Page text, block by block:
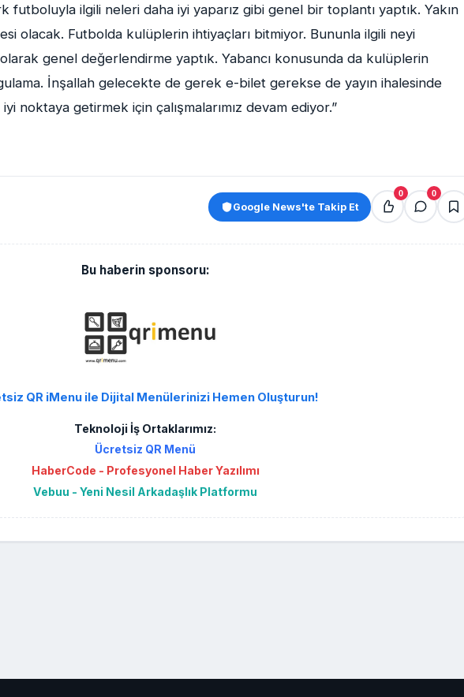
futboluyla ilgili neleri daha iyi yaparız gibi genel bir toplantı yaptık. Yakın
olacak. Futbolda kulüplerin ihtiyaçları bitmiyor. Bununla ilgili neyi
genel değerlendirme yaptık. Yabancı konusunda da kulüplerin
İnşallah gelecekte de gerek e-bilet gerekse de yayın ihalesinde
noktaya getirmek için çalışmalarımız devam ediyor.”
Google News'te Takip Et
0 0
Bu haberin sponsoru:
QR iMenu ile Dijital Menülerinizi Hemen Oluşturun!
Teknoloji İş Ortaklarımız:
Ücretsiz QR Menü
HaberCode - Profesyonel Haber Yazılımı
Vebuu - Yeni Nesil Arkadaşlık Platformu